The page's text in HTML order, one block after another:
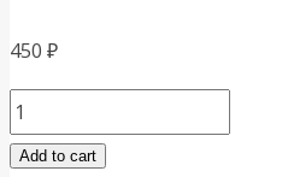
450 ₽
Марбобел
quantity
Add to cart